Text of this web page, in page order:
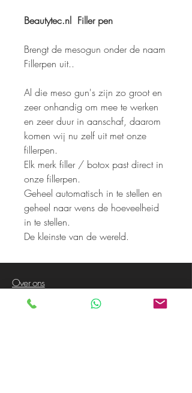
Beautytec.nl Filler pen
Brengt de mesogun onder de naam
Fillerpen uit..
Al die meso gun's zijn zo groot en
zeer onhandig om mee te werken
en zeer duur in aanschaf, daarom
komen wij nu zelf uit met onze
fillerpen.
Elk merk filler / botox past direct in
onze fillerpen.
Geheel automatisch in te stellen en
geheel naar wens de hoeveelheid
in te stellen.
De kleinste van de wereld.
Over ons
Voorwaarden